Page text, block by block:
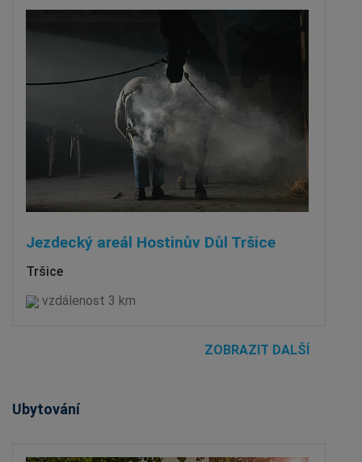
Jezdecký areál Hostinův Důl Tršice
Tršice
vzdálenost 3 km
ZOBRAZIT DALŠÍ
Ubytování